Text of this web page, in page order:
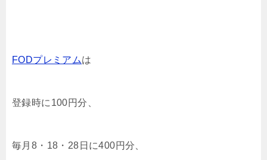
FODプレミアムは
登録時に100円分、
毎月8・18・28日に400円分、